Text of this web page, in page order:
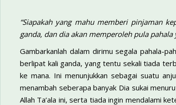
“Siapakah yang mahu memberi pinjaman
ganda, dan dia akan memperoleh pula pahala
Gambarkanlah dalam dirimu segala pahala-
berlipat kali ganda, yang tentu sekali tiada
ke mana. Ini menunjukkan sebagai suatu
menambah seberapa banyak Dia sukai
Allah Ta’ala ini, serta tiada ingin mendalami